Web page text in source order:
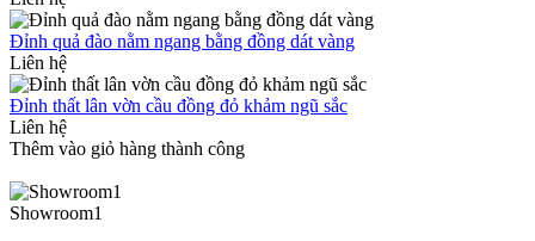
Đỉnh quả đào nằm ngang bằng đồng dát vàng
Liên hệ
Đỉnh thất lân vờn cầu đồng đỏ khảm ngũ sắc
Liên hệ
Thêm vào giỏ hàng thành công
Showroom1